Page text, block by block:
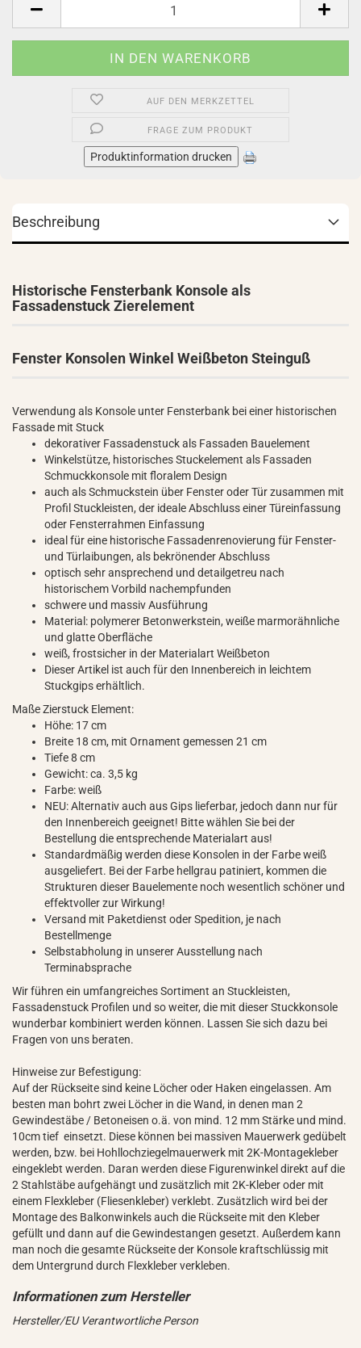
AUF DEN MERKZETTEL
FRAGE ZUM PRODUKT
Produktinformation drucken
Beschreibung
Historische Fensterbank Konsole als
Fassadenstuck Zierelement
Fenster Konsolen Winkel Weißbeton Steinguß
Verwendung als Konsole unter Fensterbank bei einer historischen
Fassade mit Stuck
dekorativer Fassadenstuck als Fassaden Bauelement
Winkelstütze, historisches Stuckelement als Fassaden
Schmuckkonsole mit floralem Design
auch als Schmuckstein über Fenster oder Tür zusammen mit
Profil Stuckleisten, der ideale Abschluss einer Türeinfassung
oder Fensterrahmen Einfassung
ideal für eine historische Fassadenrenovierung für Fenster-
und Türlaibungen, als bekrönender Abschluss
optisch sehr ansprechend und detailgetreu nach
historischem Vorbild nachempfunden
schwere und massiv Ausführung
Material: polymerer Betonwerkstein, weiße marmorähnliche
und glatte Oberfläche
weiß, frostsicher in der Materialart Weißbeton
Dieser Artikel ist auch für den Innenbereich in leichtem
Stuckgips erhältlich.
Maße Zierstuck Element:
Höhe: 17 cm
Breite 18 cm, mit Ornament gemessen 21 cm
Tiefe 8 cm
Gewicht: ca. 3,5 kg
Farbe: weiß
NEU: Alternativ auch aus Gips lieferbar, jedoch dann nur für
den Innenbereich geeignet! Bitte wählen Sie bei der
Bestellung die entsprechende Materialart aus!
Standardmäßig werden diese Konsolen in der Farbe weiß
ausgeliefert. Bei der Farbe hellgrau patiniert, kommen die
Strukturen dieser Bauelemente noch wesentlich schöner und
effektvoller zur Wirkung!
Versand mit Paketdienst oder Spedition, je nach
Bestellmenge
Selbstabholung in unserer Ausstellung nach
Terminabsprache
Wir führen ein umfangreiches Sortiment an Stuckleisten,
Fassadenstuck Profilen und so weiter, die mit dieser Stuckkonsole
wunderbar kombiniert werden können. Lassen Sie sich dazu bei
Fragen von uns beraten.
Hinweise zur Befestigung:
Auf der Rückseite sind keine Löcher oder Haken eingelassen. Am
besten man bohrt zwei Löcher in die Wand, in denen man 2
Gewindestäbe / Betoneisen o.ä. von mind. 12 mm Stärke und mind.
10cm tief einsetzt. Diese können bei massiven Mauerwerk gedübelt
werden, bzw. bei Hohllochziegelmauerwerk mit 2K-Montagekleber
eingeklebt werden. Daran werden diese Figurenwinkel direkt auf die
2 Stahlstäbe aufgehängt und zusätzlich mit 2K-Kleber oder mit
einem Flexkleber (Fliesenkleber) verklebt. Zusätzlich wird bei der
Montage des Balkonwinkels auch die Rückseite mit den Kleber
gefüllt und dann auf die Gewindestangen gesetzt. Außerdem kann
man noch die gesamte Rückseite der Konsole kraftschlüssig mit
dem Untergrund durch Flexkleber verkleben.
Hersteller/EU Verantwortliche Person